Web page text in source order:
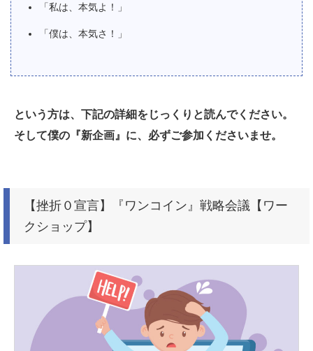
「私は、本気よ！」
「僕は、本気さ！」
という方は、下記の詳細をじっくりと読んでください。
そして僕の『新企画』に、必ずご参加くださいませ。
【挫折０宣言】『ワンコイン』戦略会議【ワー
クショップ】